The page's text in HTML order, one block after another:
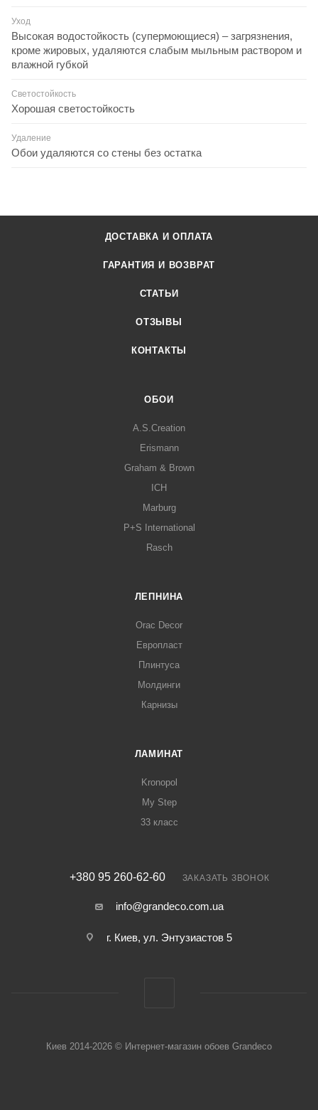
Уход
Высокая водостойкость (супермоющиеся) – загрязнения,
кроме жировых, удаляются слабым мыльным раствором и
влажной губкой
Светостойкость
Хорошая светостойкость
Удаление
Обои удаляются со стены без остатка
ДОСТАВКА И ОПЛАТА
ГАРАНТИЯ И ВОЗВРАТ
СТАТЬИ
ОТЗЫВЫ
КОНТАКТЫ
ОБОИ
A.S.Creation
Erismann
Graham & Brown
ICH
Marburg
P+S International
Rasch
ЛЕПНИНА
Orac Decor
Европласт
Плинтуса
Молдинги
Карнизы
ЛАМИНАТ
Kronopol
My Step
33 класс
+380 95 260-62-60 ЗАКАЗАТЬ ЗВОНОК
info@grandeco.com.ua
г. Киев, ул. Энтузиастов 5
Киев 2014-2026 © Интернет-магазин обоев Grandeco